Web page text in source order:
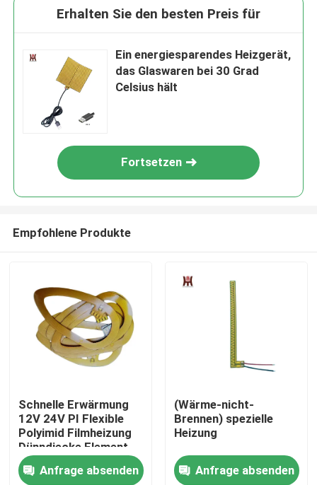
Haus
Erhalten Sie den besten Preis für
Ein energiesparendes Heizgerät,
das Glaswaren bei 30 Grad
Celsius hält
Fortsetzen
Empfohlene Produkte
Schnelle Erwärmung
12V 24V PI Flexible
Polyimid Filmheizung
Dünndiecke Element
Anfrage absenden
(Wärme-nicht-
Brennen) spezielle
Heizung
Anfrage absenden